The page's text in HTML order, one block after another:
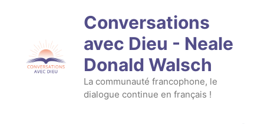
Conversations
avec Dieu - Neale
Donald Walsch
La communauté francophone, le
dialogue continue en français !